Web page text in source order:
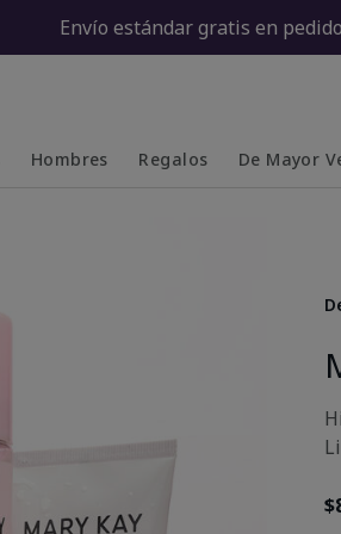
Envío estándar gratis en
Hombres Regalos De Mayor